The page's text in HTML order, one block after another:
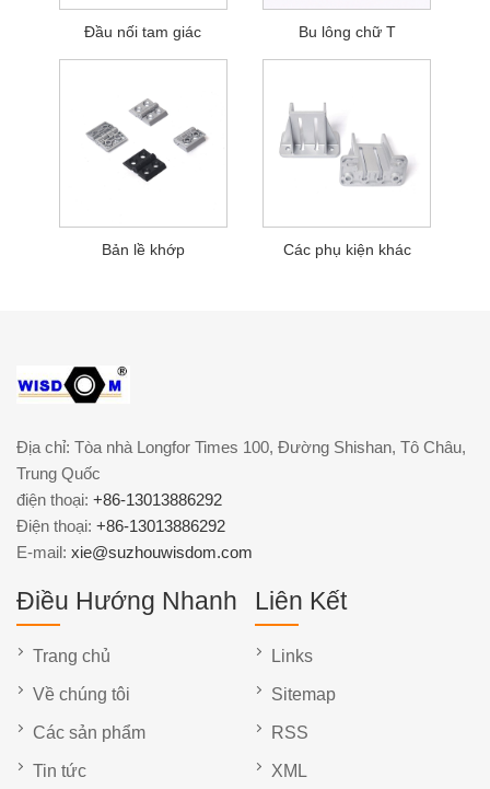
Đầu nối tam giác Bu lông chữ T
Bản lề khớp Các phụ kiện khác
Địa chỉ: Tòa nhà Longfor Times 100, Đường Shishan, Tô Châu,
Trung Quốc
điện thoại: +86-13013886292
Điện thoại: +86-13013886292
E-mail: xie@suzhouwisdom.com
Điều Hướng Nhanh
Trang chủ
Về chúng tôi
Các sản phẩm
Tin tức
Liên Kết
Links
Sitemap
RSS
XML